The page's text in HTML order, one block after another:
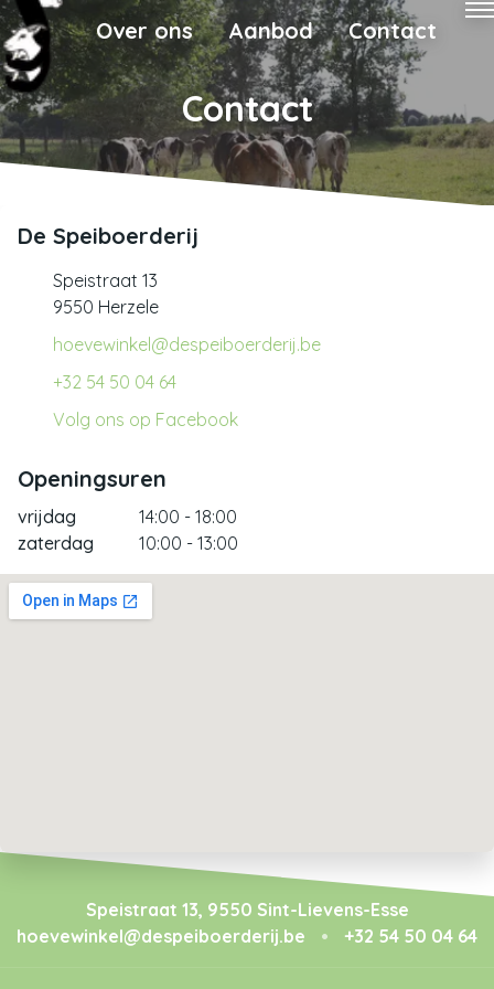
Over ons Aanbod Contact
Contact
De Speiboerderij
Speistraat 13
9550 Herzele
hoevewinkel@despeiboerderij.be
+32 54 50 04 64
Volg ons op Facebook
Openingsuren
vrijdag
14:00 - 18:00
zaterdag
10:00 - 13:00
Speistraat 13, 9550 Sint-Lievens-Esse
hoevewinkel@despeiboerderij.be
• +32 54 50 04 64